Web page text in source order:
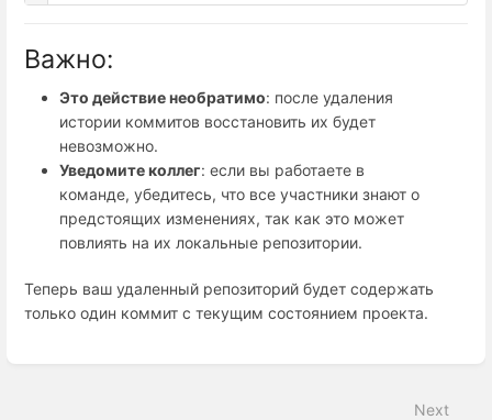
Важно:
Это действие необратимо: после удаления
истории коммитов восстановить их будет
невозможно.
Уведомите коллег: если вы работаете в
команде, убедитесь, что все участники знают о
предстоящих изменениях, так как это может
повлиять на их локальные репозитории.
Теперь ваш удаленный репозиторий будет содержать
только один коммит с текущим состоянием проекта.
Next